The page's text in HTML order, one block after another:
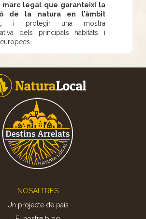
marc legal que garanteixi la
de la natura en l’àmbit
i protegir una mostra
dels principals hàbitats i
NOSALTRES
Un projecte de país